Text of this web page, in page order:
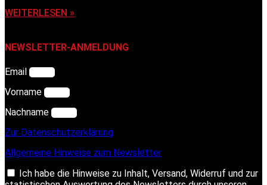
WEITERLESEN »
NEWSLETTER-ANMELDUNG
Email
Vorname
Nachname
Zur Datenschutzerklärung
Allgemeine Hinweise zum Newsletter
Ich habe die Hinweise zu Inhalt, Versand, Widerruf und zur